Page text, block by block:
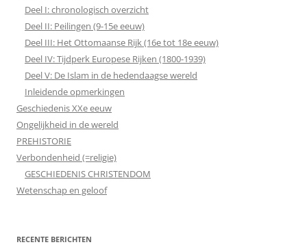
Deel I: chronologisch overzicht
Deel II: Peilingen (9-15e eeuw)
Deel III: Het Ottomaanse Rijk (16e tot 18e eeuw)
Deel IV: Tijdperk Europese Rijken (1800-1939)
Deel V: De Islam in de hedendaagse wereld
Inleidende opmerkingen
Geschiedenis XXe eeuw
Ongelijkheid in de wereld
PREHISTORIE
Verbondenheid (=religie)
GESCHIEDENIS CHRISTENDOM
Wetenschap en geloof
RECENTE BERICHTEN